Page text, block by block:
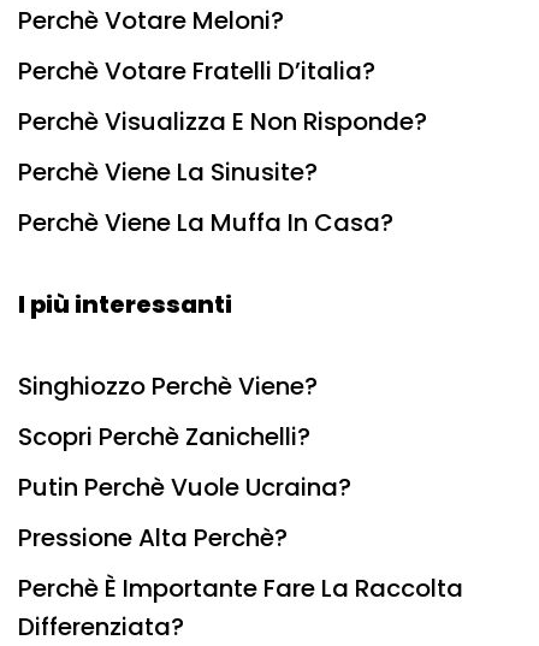
Perchè Votare Meloni?
Perchè Votare Fratelli D’italia?
Perchè Visualizza E Non Risponde?
Perchè Viene La Sinusite?
Perchè Viene La Muffa In Casa?
I più interessanti
Singhiozzo Perchè Viene?
Scopri Perchè Zanichelli?
Putin Perchè Vuole Ucraina?
Pressione Alta Perchè?
Perchè È Importante Fare La Raccolta
Differenziata?